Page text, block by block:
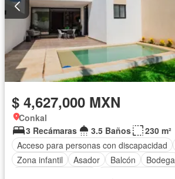
$ 4,627,000 MXN
Conkal
3 Recámaras
3.5 Baños
230 m²
Acceso para personas con discapacidad
Zona infantil
Asador Balcón
Bodega